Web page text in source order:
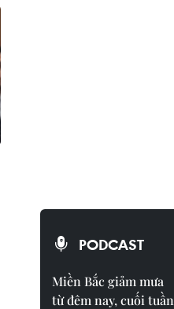
PODCAST
Miền Bắc giảm mưa
từ đêm nay, cuối tuần